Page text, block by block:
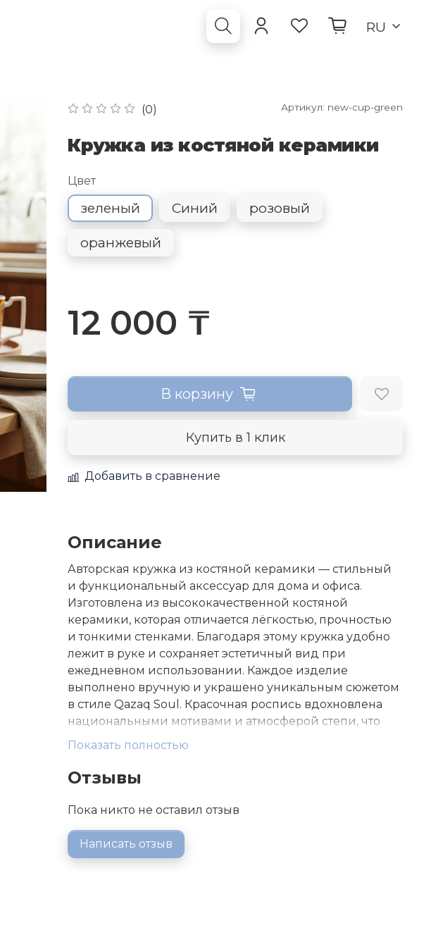
RU
(0) Артикул: new-cup-green
Кружка из костяной керамики
Цвет
зеленый Синий розовый
оранжевый
12 000 ₸
В корзину
Купить в 1 клик
Добавить в сравнение
Описание
Авторская кружка из костяной керамики — стильный
и функциональный аксессуар для дома и офиса.
Изготовлена из высококачественной костяной
керамики, которая отличается лёгкостью, прочностью
и тонкими стенками. Благодаря этому кружка удобно
лежит в руке и сохраняет эстетичный вид при
ежедневном использовании. Каждое изделие
выполнено вручную и украшено уникальным сюжетом
в стиле Qazaq Soul. Красочная роспись вдохновлена
национальными мотивами и атмосферой степи, что
придаёт кружке особый характер и делает её
Подходит для чая, кофе и других горячих напитков.
Кружка поставляется в фирменной подарочной
подарка тем, кто ценит эстетику, культурные мотивы и
качественные материалы в повседневных вещах.
Показать полностью
Отзывы
Пока никто не оставил отзыв
Написать отзыв